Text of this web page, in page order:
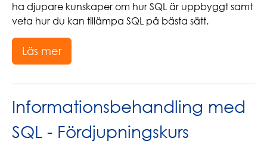
ha djupare kunskaper om hur SQL är uppbyggt samt
veta hur du kan tillämpa SQL på bästa sätt.
Läs mer
Informationsbehandling med
SQL - Fördjupningskurs